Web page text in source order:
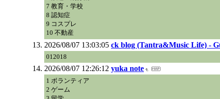
7 教育・学校
8 認知症
9 コスプレ
10 不動産
2026/08/07 13:03:05 ck blog (Tantra&Music Life) -
012018
2026/08/07 12:26:12 yuka note
1 ボランティア
2 ゲーム